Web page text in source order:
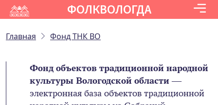
ФОЛКВОЛОГДА
Главная Фонд ТНК ВО
Фонд объектов традиционной народной
культуры Вологодской области—
электронная база объектов традиционной